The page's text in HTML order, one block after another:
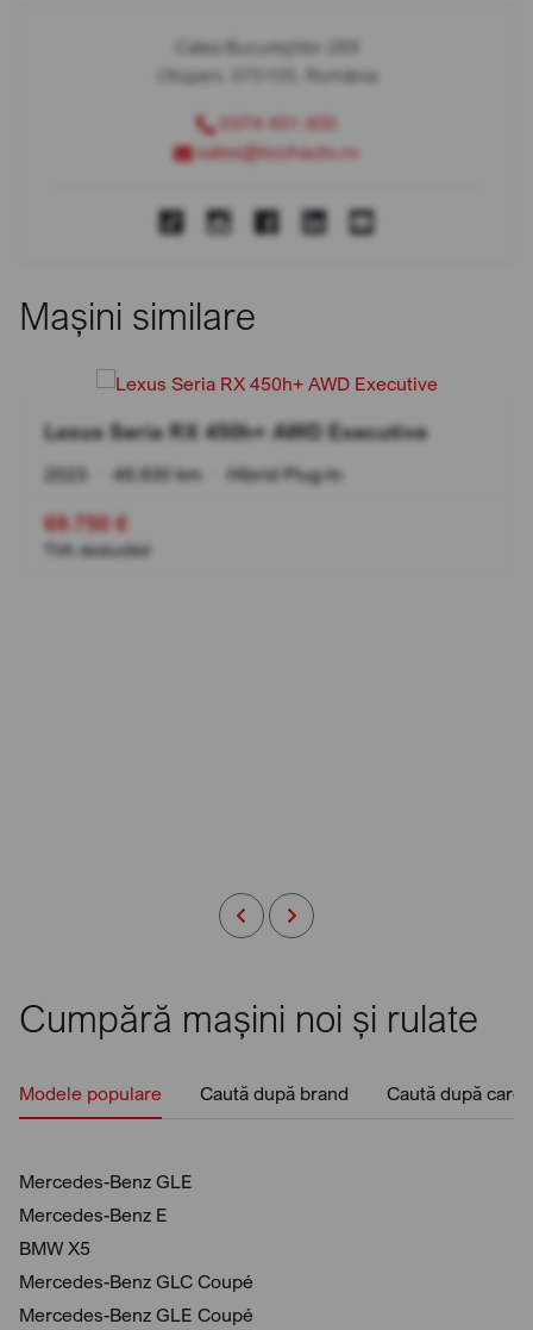
Calea Bucureștilor 289
Otopeni, 075100, România
0374 451 400
sales@bcchauto.ro
Mașini similare
Lexus Seria RX 450h+ AWD Executive
2023 48.930 km Hibrid Plug-In
69.750 €
TVA deductibil
Cumpără mașini noi și rulate
Modele populare Caută după brand Caută după
Mercedes-Benz GLE
Mercedes-Benz E
BMW X5
Mercedes-Benz GLC Coupé
Mercedes-Benz GLE Coupé